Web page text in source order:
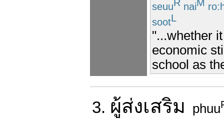
seuuR naiM
sootL
"...whether
economic
school as
3. ผู้ส่งเสริม phuu